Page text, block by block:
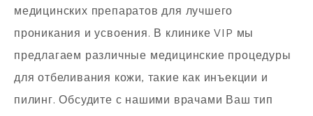
медицинских препаратов для лучшего
проникания и усвоения. В клинике VIP мы
предлагаем различные медицинские процедуры
для отбеливания кожи, такие как инъекции и
пилинг. Обсудите с нашими врачами Ваш тип